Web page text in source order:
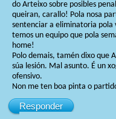
do Arteixo sobre posibles
queiran, carallo! Pola nosa
sentenciar a eliminatoria pola
temos un equipo que pola
home!
Polo demais, tamén dixo que
súa lesión. Mal asunto. É un
ofensivo.
Non me ten boa pinta o
Responder